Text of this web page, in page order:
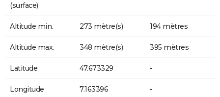
(surface)
Altitude min. 273 mètre(s) 194 mètres
Altitude max. 348 mètre(s) 395 mètres
Latitude 47.673329 -
Longitude 7.163396 -